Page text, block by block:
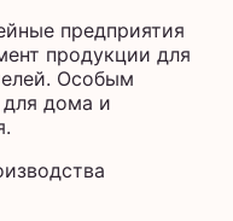
предприятия
продукции для
Особым
дома и